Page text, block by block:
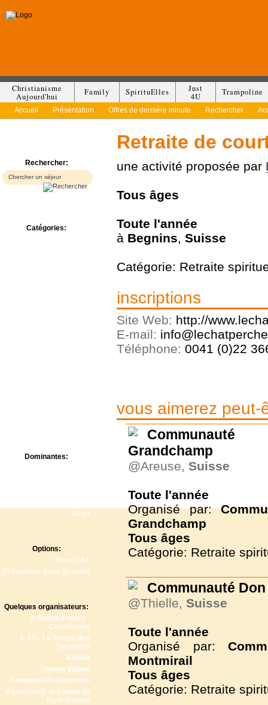
Christianisme
Aujourd'hui
Family SpirituElles
Just
4U
Trampoline
Accueil Présentation Offres de dernière minute Rechercher
Rechercher:
Catégories:
Dominantes:
Sport
Options:
Bons CAF
Prévention Abus Sexuels
Quelques organisateurs:
A Rocha France -
Courmettes
A.J.F - Le Temps des
Vacances
Adonia
Agape Village
Antipodes-Evénements
Association des amis du
foyer Roland
Retraite de
une activité proposée par
Tous âges
Toute l'année
à Begnins, Suisse
Catégorie: Retraite
inscriptions
Site Web: http://
E-mail:
Téléphone: 0041 (0)22
vous aimerez peut-
Grandchamp
@Areuse, Suisse
Toute l'année
Organisé par:
Grandchamp
Tous âges
Catégorie: Retraite
Communauté
@Thielle, Suisse
Toute l'année
Organisé par:
Montmirail
Tous âges
Catégorie: Retraite